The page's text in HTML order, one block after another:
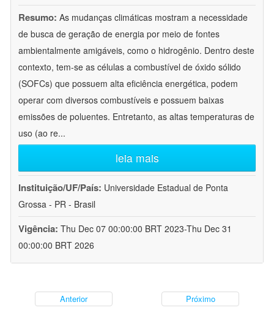
Resumo: As mudanças climáticas mostram a necessidade
de busca de geração de energia por meio de fontes
ambientalmente amigáveis, como o hidrogênio. Dentro deste
contexto, tem-se as células a combustível de óxido sólido
(SOFCs) que possuem alta eficiência energética, podem
operar com diversos combustíveis e possuem baixas
emissões de poluentes. Entretanto, as altas temperaturas de
uso (ao re...
leia mais
Instituição/UF/País: Universidade Estadual de Ponta
Grossa - PR - Brasil
Vigência: Thu Dec 07 00:00:00 BRT 2023-Thu Dec 31
00:00:00 BRT 2026
Anterior Próximo